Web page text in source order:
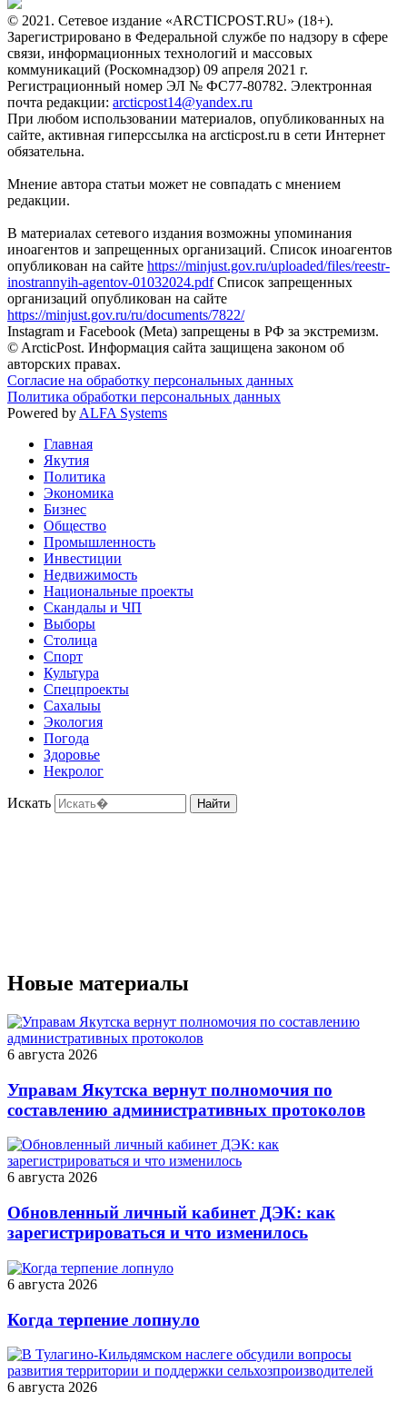
© 2021. Сетевое издание «ARCTICPOST.RU» (18+).
Зарегистрировано в Федеральной службе по надзору в сфере
связи, информационных технологий и массовых
коммуникаций (Роскомнадзор) 09 апреля 2021 г.
Регистрационный номер ЭЛ № ФС77-80782. Электронная
почта редакции: arcticpost14@yandex.ru
При любом использовании материалов, опубликованных на
сайте, активная гиперссылка на arcticpost.ru в сети Интернет
обязательна.
Мнение автора статьи может не совпадать с мнением
редакции.
В материалах сетевого издания возможны упоминания
иноагентов и запрещенных организаций. Список иноагентов
опубликован на сайте https://minjust.gov.ru/uploaded/files/reestr-
inostrannyih-agentov-01032024.pdfСписок запрещенных
организаций опубликован на сайте
https://minjust.gov.ru/ru/documents/7822/
Instagram и Facebook (Metа) запрещены в РФ за экстремизм.
© ArcticPost. Информация сайта защищена законом об
авторских правах.
Согласие на обработку персональных данных
Политика обработки персональных данных
Powered by ALFA Systems
Главная
Якутия
Политика
Экономика
Бизнес
Общество
Промышленность
Инвестиции
Недвижимость
Национальные проекты
Скандалы и ЧП
Выборы
Столица
Спорт
Культура
Спецпроекты
Сахалыы
Экология
Погода
Здоровье
Некролог
Искать Найти
Новые материалы
6 августа 2026
Управам Якутска вернут полномочия по
составлению административных протоколов
6 августа 2026
Обновленный личный кабинет ДЭК: как
зарегистрироваться и что изменилось
6 августа 2026
Когда терпение лопнуло
6 августа 2026